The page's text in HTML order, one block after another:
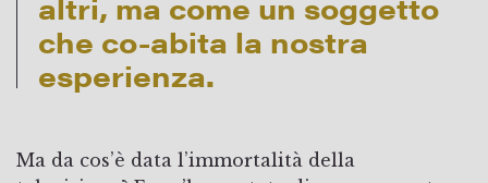
altri, ma come un soggetto
che co-abita la nostra
esperienza.
Ma da cos’è data l’immortalità della